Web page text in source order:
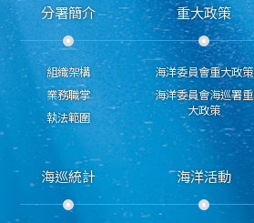
分署簡介
組織架構
業務職掌
執法範圍
重大政策
海洋委員會重大政策
海洋委員會海巡署重
大政策
海巡統計 海洋活動